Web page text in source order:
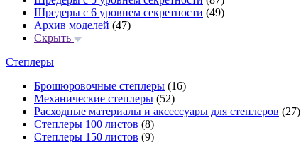
Шредеры с 6 уровнем секретности (49)
Архив моделей (47)
Скрыть
Степлеры
Брошюровочные степлеры (16)
Механические степлеры (52)
Расходные материалы и аксессуары для степлеров (27)
Степлеры 100 листов (8)
Степлеры 150 листов (9)